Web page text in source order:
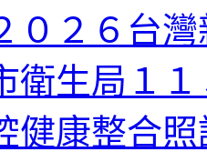
０２６台
衛生局１
健康整合